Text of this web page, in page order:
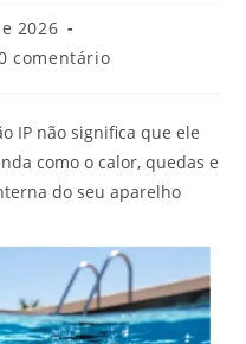
2026
comentário
IP não significa que ele
como o calor, quedas e
do seu aparelho